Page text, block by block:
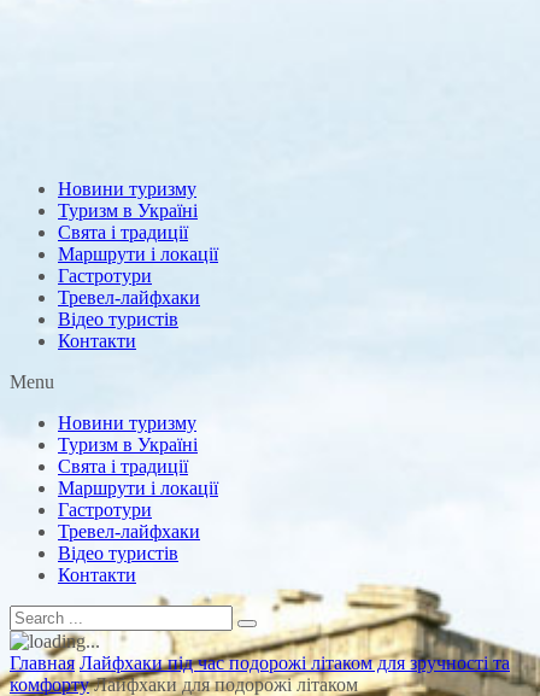
Новини туризму
Туризм в Україні
Свята і традиції
Маршрути і локації
Гастротури
Тревел-лайфхаки
Відео туристів
Контакти
Menu
Новини туризму
Туризм в Україні
Свята і традиції
Маршрути і локації
Гастротури
Тревел-лайфхаки
Відео туристів
Контакти
Главная Лайфхаки під час подорожі літаком для зручності та
комфорту Лайфхаки для подорожі літаком